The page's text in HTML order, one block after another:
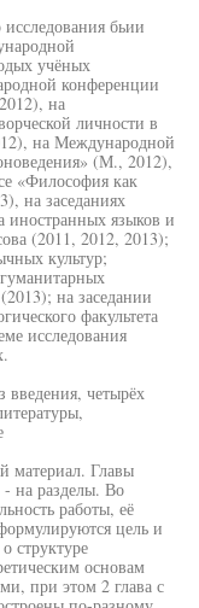
бьии
учёных
конференции
на
личности в
на Международной
(М., 2012),
«Философия как
на заседаниях
иностранных языков и
(2011, 2012, 2013);
культур;
на заседании
факультета
исследования
введения, четырёх
материал. Главы
- на разделы. Во
работы, её
цель и
структуре
основам
при этом 2 глава с